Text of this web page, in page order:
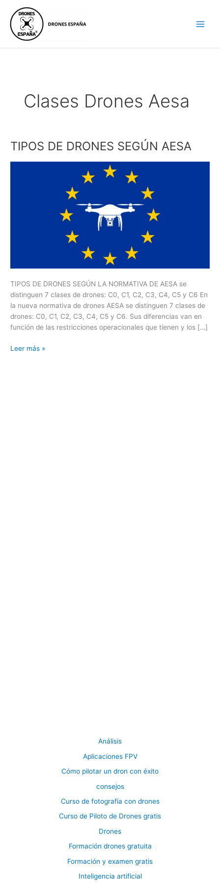
contenido
Clases Drones Aesa
TIPOS DE DRONES SEGÚN AESA
TIPOS DE DRONES SEGÚN LA NORMATIVA DE AESA se
distinguen 7 clases de drones: C0, C1, C2, C3, C4, C5 y C6 En
la nueva normativa de drones AESA se distinguen 7 clases de
drones: C0, C1, C2, C3, C4, C5 y C6. Sus diferencias van en
función de las restricciones operacionales que tienen y los […]
TIPOS
Leer más »
Análisis
Aplicaciones FPV
Cómo pilotar un dron con éxito
consejos
Curso de fotografía con drones
Curso de Piloto de Drones gratis
Drones
Formación drones gratuita
Formación y examen gratis
Inteligencia artificial